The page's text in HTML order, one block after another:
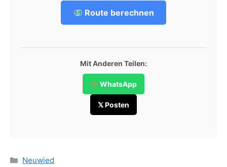
Route berechnen
Mit Anderen Teilen:
WhatsApp
𝕏 Posten
Categories
Neuwied